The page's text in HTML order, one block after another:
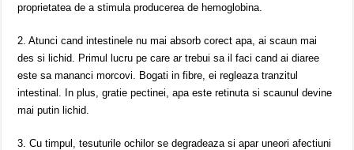
proprietatea de a stimula producerea de hemoglobina.
2. Atunci cand intestinele nu mai absorb corect apa, ai scaun mai
des si lichid. Primul lucru pe care ar trebui sa il faci cand ai diaree
este sa mananci morcovi. Bogati in fibre, ei regleaza tranzitul
intestinal. In plus, gratie pectinei, apa este retinuta si scaunul devine
mai putin lichid.
3. Cu timpul, tesuturile ochilor se degradeaza si apar uneori afectiuni